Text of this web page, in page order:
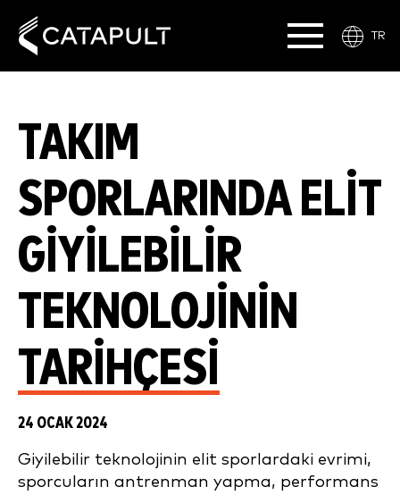
TR
TAKIM
SPORLARINDA ELIT
GIYILEBILIR
TEKNOLOJININ
TARIHÇESI
24 OCAK 2024
Giyilebilir teknolojinin elit sporlardaki evrimi,
sporcuların antrenman yapma, performans